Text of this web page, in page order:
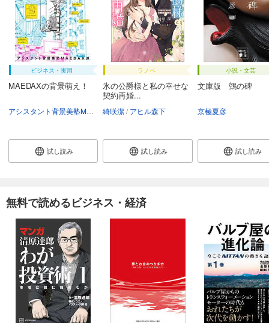
ビジネス・実用
MAEDAXの背景萌え！
試し読み
ラノベ
氷の公爵様と私の幸せな
契約再婚...
綺咲潔 アヒル森下
試し読み
小説・文芸
文庫版 鵼の碑
京極夏彦
試し読み
無料で読めるビジネス・経済